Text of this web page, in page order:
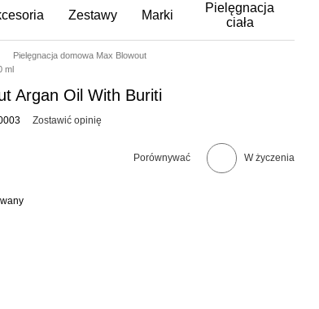
Zestawy Marki
Pielęgnacja
ciała
Pielęgnacja domowa Max Blowout
ml
Argan Oil With Buriti
Zostawić opinię
Porównywać W życzenia